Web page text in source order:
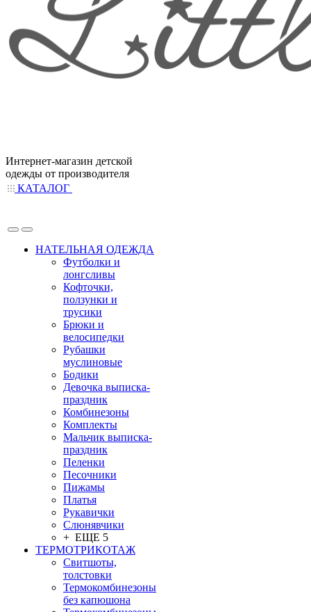
Интернет-магазин детской
одежды от производителя
КАТАЛОГ
НАТЕЛЬНАЯ ОДЕЖДА
Футболки и
лонгсливы
Кофточки,
ползунки и
трусики
Брюки и
велосипедки
Рубашки
муслиновые
Бодики
Девочка выписка-
праздник
Комбинезоны
Комплекты
Мальчик выписка-
праздник
Пеленки
Песочники
Пижамы
Платья
Рукавички
Слюнявчики
+ ЕЩЕ 5
ТЕРМОТРИКОТАЖ
Свитшоты,
толстовки
Термокомбинезоны
без капюшона